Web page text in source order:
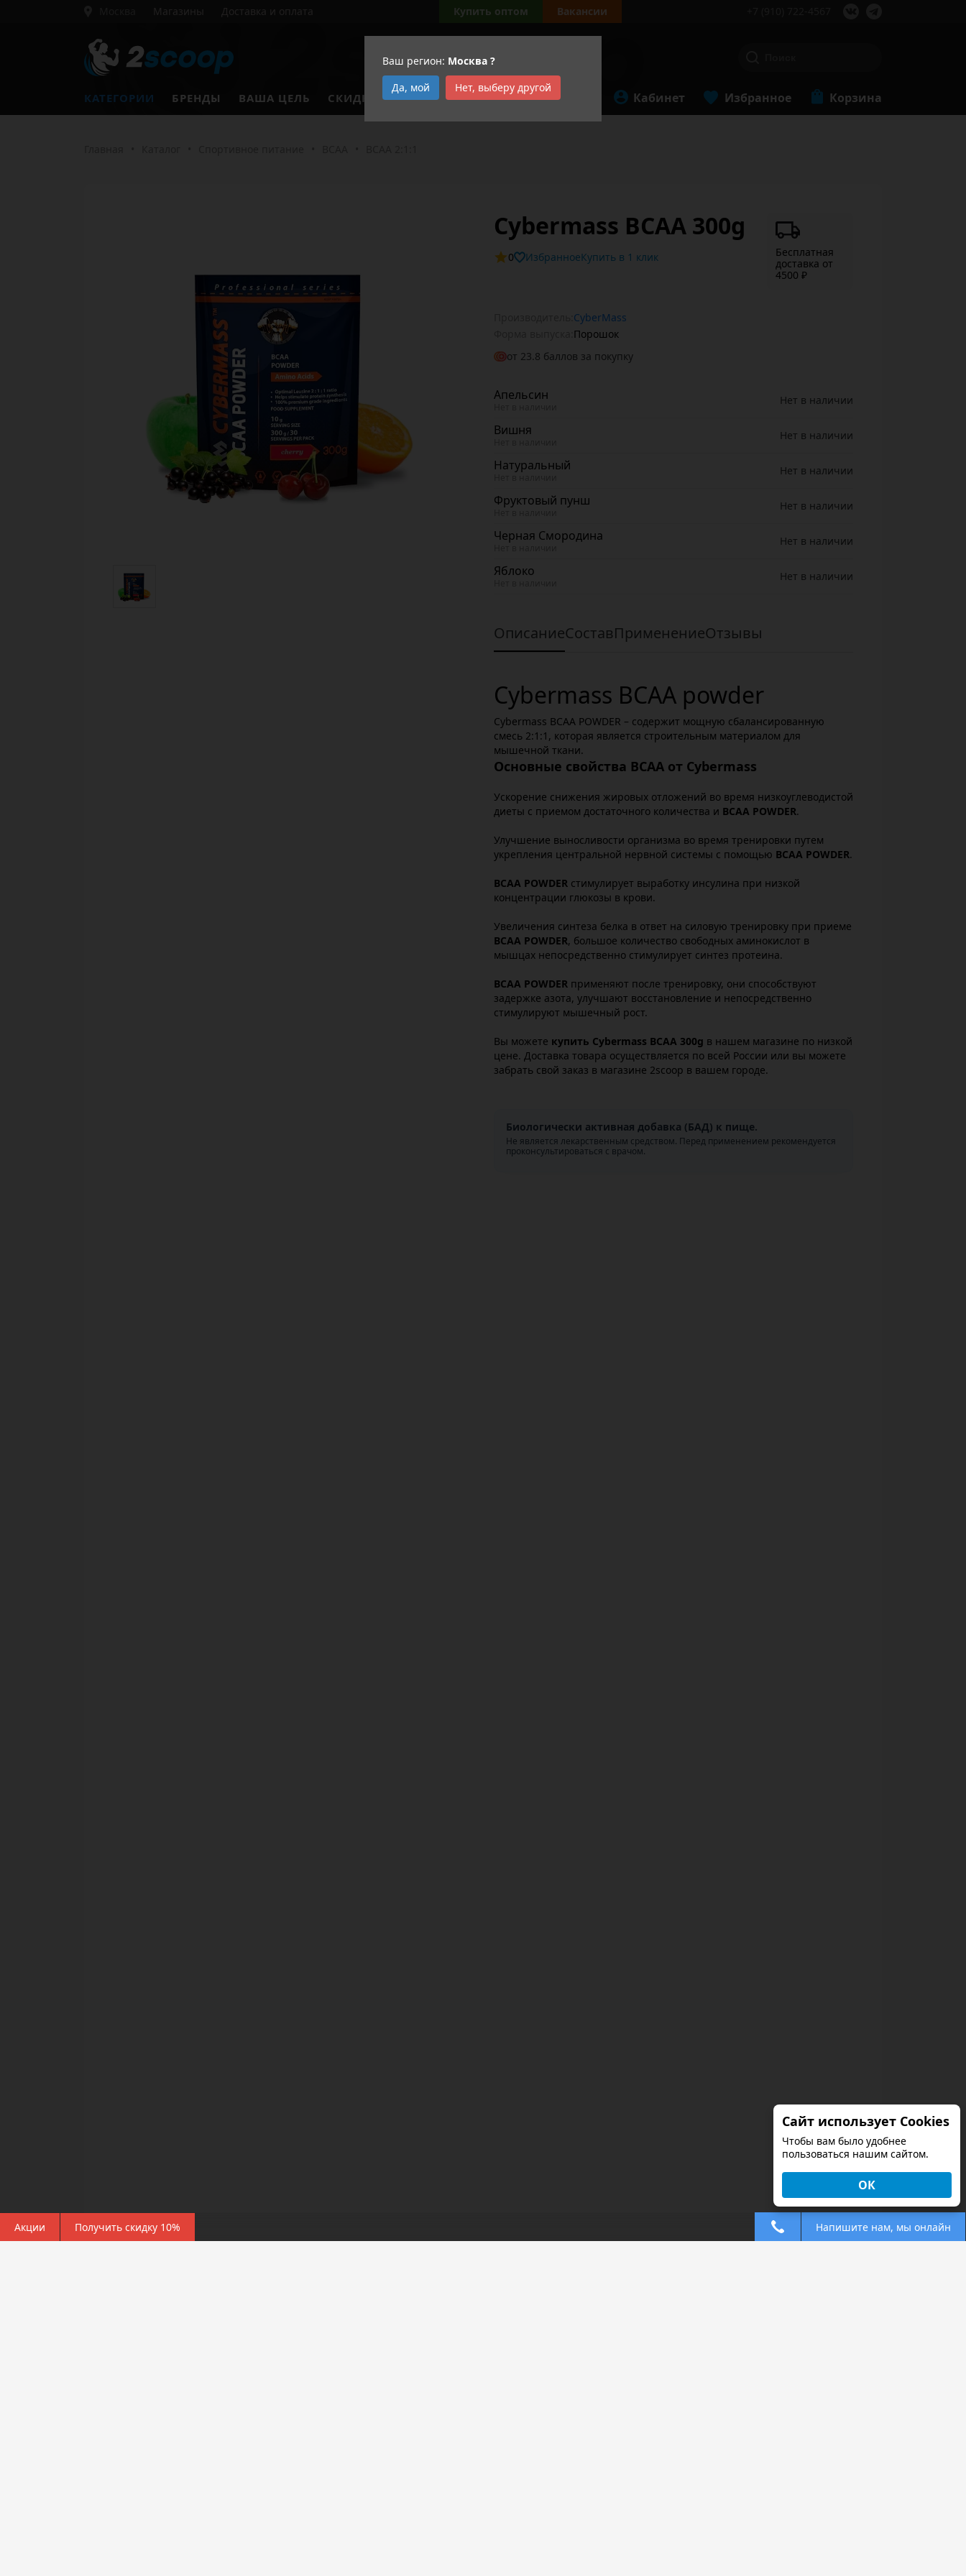
Ваш регион: Москва ?
Да, мой
Нет, выберу другой
Магазины Доставка и оплата Купить оптом Вакансии
КАТЕГОРИИ БРЕНДЫ ВАША ЦЕЛЬ СКИДКИ АКЦИИ Кабинет Избранное Корзина
Cybermass BCAA 300g
0 Избранное Купить в 1 клик
Бесплатная
доставка от
4500 ₽
CyberMass
Порошок
от 23.8 баллов за покупку
Апельсин Нет в наличии
Вишня Нет в наличии
Натуральный Нет в наличии
Фруктовый пунш Нет в наличии
Черная Смородина Нет в наличии
Яблоко Нет в наличии
ОписаниеСоставПрименениеОтзывы
Cybermass BCAA powder
Cybermass BCAA POWDER – содержит мощную сбалансированную
смесь 2:1:1, которая является строительным материалом для
мышечной ткани.
Основные свойства BCAA от Cybermass
Ускорение снижения жировых отложений во время низкоуглеводистой
диеты с приемом достаточного количества и BCAA POWDER.
Улучшение выносливости организма во время тренировки путем
укрепления центральной нервной системы с помощью BCAA POWDER.
BCAA POWDER стимулирует выработку инсулина при низкой
концентрации глюкозы в крови.
Увеличения синтеза белка в ответ на силовую тренировку при приеме
BCAA POWDER, большое количество свободных аминокислот в
мышцах непосредственно стимулирует синтез протеина.
BCAA POWDER применяют после тренировку, они способствуют
задержке азота, улучшают восстановление и непосредственно
стимулируют мышечный рост.
Вы можете купить Cybermass BCAA 300g в нашем магазине по низкой
цене. Доставка товара осуществляется по всей России или вы можете
забрать свой заказ в магазине 2scoop в вашем городе.
Биологически активная добавка (БАД) к пище.
Не является лекарственным средством. Перед применением рекомендуется
проконсультироваться с врачом.
Акции Получить скидку 10% Напишите нам, мы онлайн
Сайт использует Cookies
Чтобы вам было удобнее
пользоваться нашим сайтом.
ОК